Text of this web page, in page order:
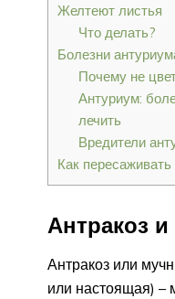
Желтеют листья
Что делать?
Болезни
Почему не
Антуриум:
лечить
Вредители
Как
Антракоз
Антракоз или
или настоящая) –